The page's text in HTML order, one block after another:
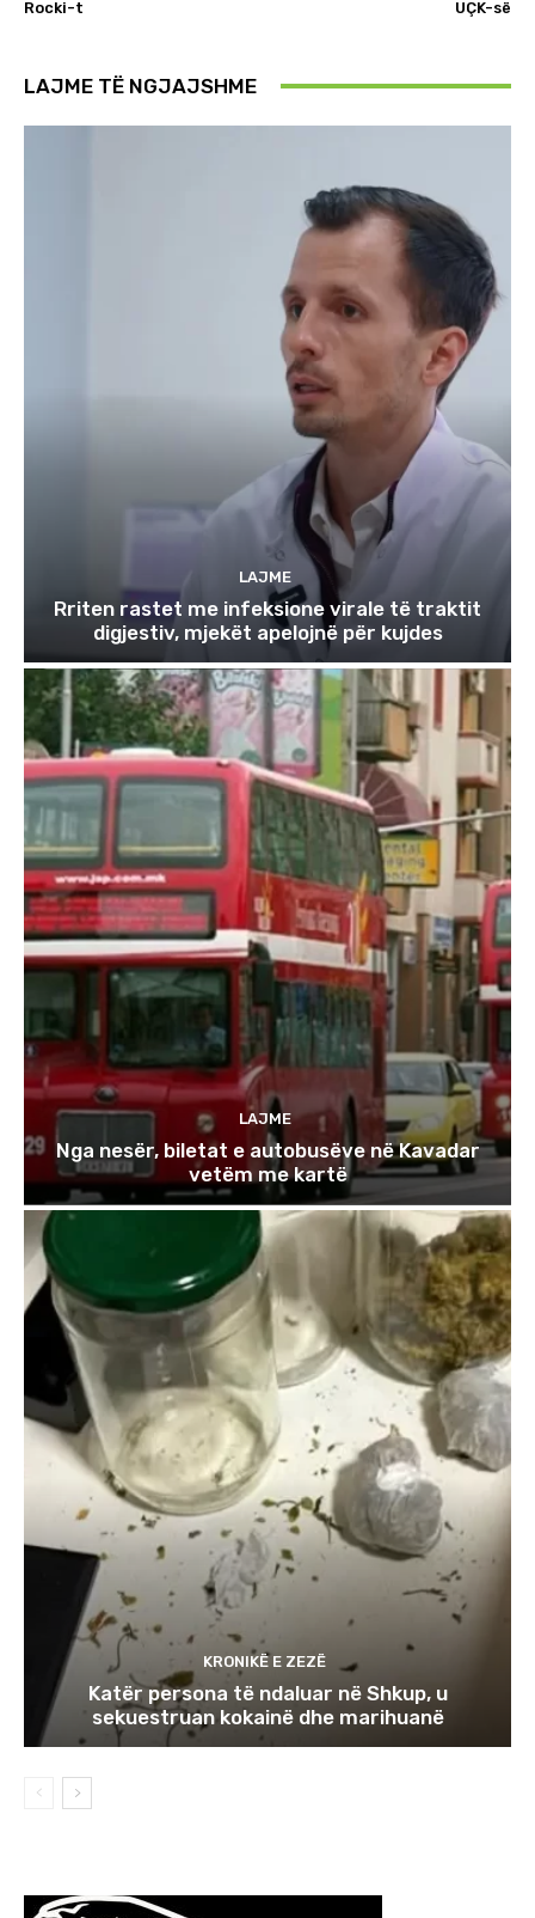
Rocki-t UÇK-së
LAJME TË NGJAJSHME
LAJME
Rriten rastet me infeksione virale të traktit
digjestiv, mjekët apelojnë për kujdes
LAJME
Nga nesër, biletat e autobusëve në Kavadar
vetëm me kartë
KRONIKË E ZEZË
Katër persona të ndaluar në Shkup, u
sekuestruan kokainë dhe marihuanë